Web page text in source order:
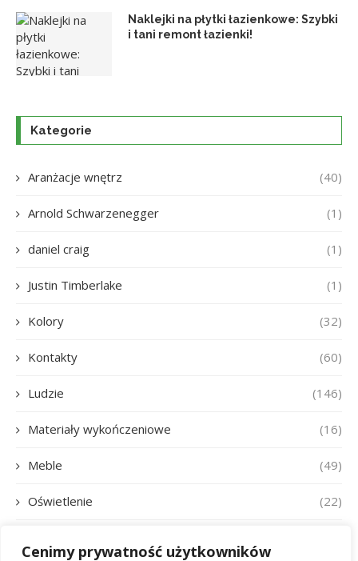
Cenimy prywatność użytkowników
Naklejki na płytki łazienkowe: Szybki
i tani remont łazienki!
Kategorie
Aranżacje wnętrz (40)
Arnold Schwarzenegger (1)
daniel craig (1)
Justin Timberlake (1)
Kolory (32)
Kontakty (60)
Ludzie (146)
Materiały wykończeniowe (16)
Meble (49)
Oświetlenie (22)